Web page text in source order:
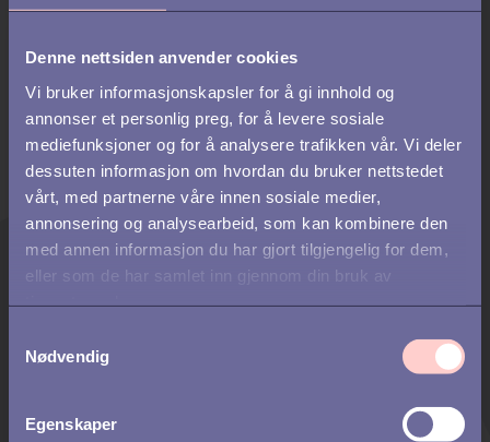
Denne nettsiden anvender cookies
Vi bruker informasjonskapsler for å gi innhold og
annonser et personlig preg, for å levere sosiale
mediefunksjoner og for å analysere trafikken vår. Vi deler
dessuten informasjon om hvordan du bruker nettstedet
vårt, med partnerne våre innen sosiale medier,
annonsering og analysearbeid, som kan kombinere den
med annen informasjon du har gjort tilgjengelig for dem,
eller som de har samlet inn gjennom din bruk av
Nødvendig
Egenskaper
Fornavn*
Etternavn*
E-post (arbeid)*
Mobilnummer*
Vennligst kontroller at landskoden er korrekt.